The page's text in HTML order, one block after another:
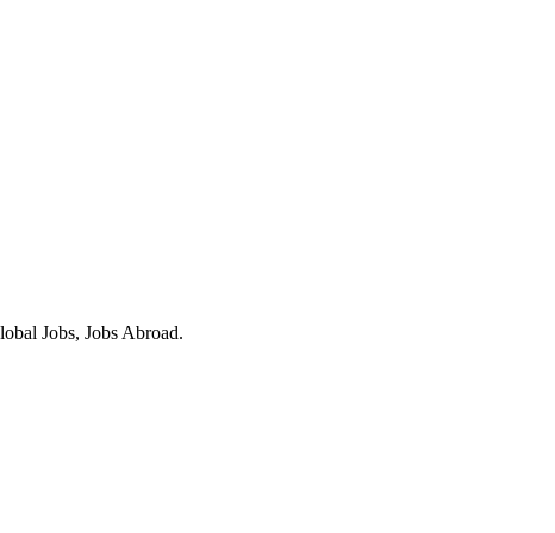
Jobs, Jobs Abroad.